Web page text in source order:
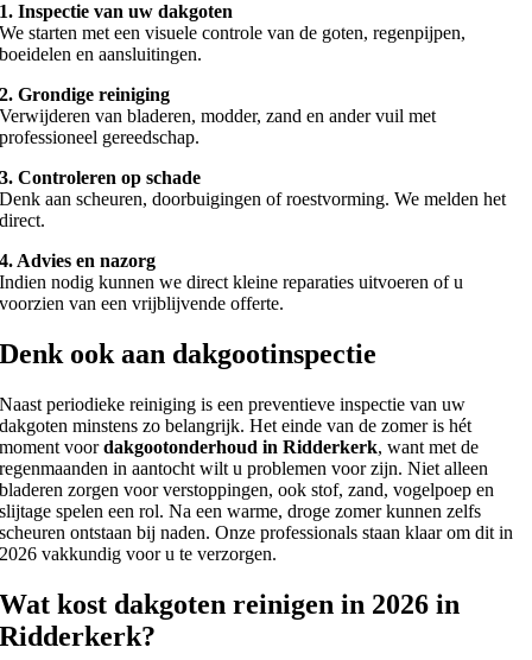
1. Inspectie van uw dakgoten
We starten met een visuele controle van de goten, regenpijpen,
boeidelen en aansluitingen.
2. Grondige reiniging
Verwijderen van bladeren, modder, zand en ander vuil met
professioneel gereedschap.
3. Controleren op schade
Denk aan scheuren, doorbuigingen of roestvorming. We melden het
direct.
4. Advies en nazorg
Indien nodig kunnen we direct kleine reparaties uitvoeren of u
voorzien van een vrijblijvende offerte.
Denk ook aan dakgootinspectie
Naast periodieke reiniging is een preventieve inspectie van uw
dakgoten minstens zo belangrijk. Het einde van de zomer is hét
moment voordakgootonderhoud in Ridderkerk, want met de
regenmaanden in aantocht wilt u problemen voor zijn. Niet alleen
bladeren zorgen voor verstoppingen, ook stof, zand, vogelpoep en
slijtage spelen een rol. Na een warme, droge zomer kunnen zelfs
scheuren ontstaan bij naden. Onze professionals staan klaar om dit in
2026 vakkundig voor u te verzorgen.
Wat kost dakgoten reinigen in 2026 in
Ridderkerk?